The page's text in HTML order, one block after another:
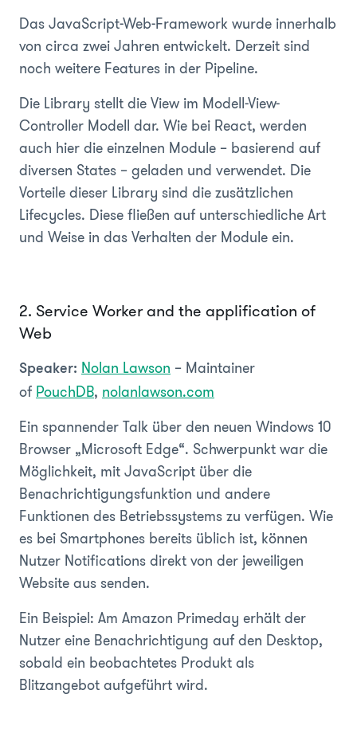
Das JavaScript-Web-Framework wurde innerhalb
von circa zwei Jahren entwickelt. Derzeit sind
noch weitere Features in der Pipeline.
Die Library stellt die View im Modell-View-
Controller Modell dar. Wie bei React, werden
auch hier die einzelnen Module – basierend auf
diversen States – geladen und verwendet. Die
Vorteile dieser Library sind die zusätzlichen
Lifecycles. Diese fließen auf unterschiedliche Art
und Weise in das Verhalten der Module ein.
2. Service Worker and the applification of
Web
Speaker: Nolan Lawson – Maintainer
of PouchDB, nolanlawson.com
Ein spannender Talk über den neuen Windows 10
Browser „Microsoft Edge“. Schwerpunkt war die
Möglichkeit, mit JavaScript über die
Benachrichtigungsfunktion und andere
Funktionen des Betriebssystems zu verfügen. Wie
es bei Smartphones bereits üblich ist, können
Nutzer Notifications direkt von der jeweiligen
Website aus senden.
Ein Beispiel: Am Amazon Primeday erhält der
Nutzer eine Benachrichtigung auf den Desktop,
sobald ein beobachtetes Produkt als
Blitzangebot aufgeführt wird.